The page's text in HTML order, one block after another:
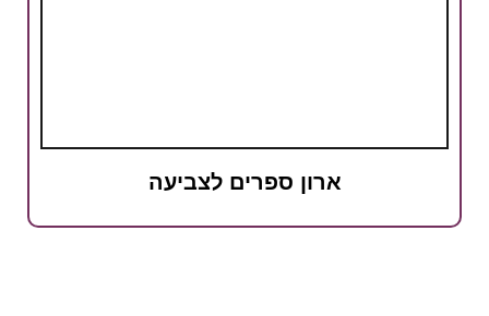
ארון ספרים לצביעה